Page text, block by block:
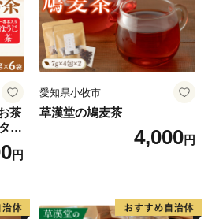
対応しております
茶
ン
円
愛知県小牧市
草漢堂の鳩麦茶
4,000円